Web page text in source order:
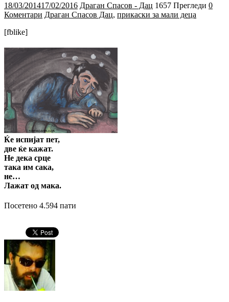
18/03/201417/02/2016 Драган Спасов - Дац 1657 Прегледи 0
Коментари Драган Спасов Дац, прикаски за мали деца
[fblike]
Ќе испијат пет,
две ќе кажат.
Не дека срце
така им сака,
не…
Лажат од мака.
Посетено 4.594 пати